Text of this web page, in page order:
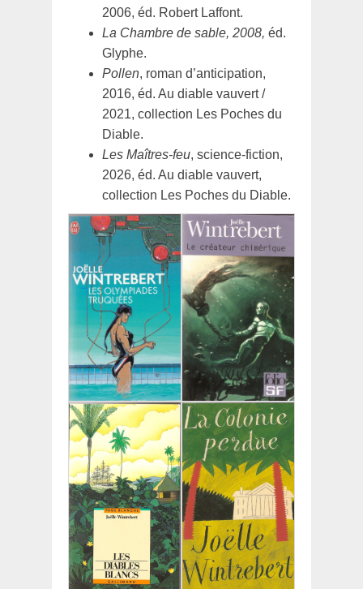
2006, éd. Robert Laffont.
La Chambre de sable, 2008, éd.
Glyphe.
Pollen, roman d’anticipation,
2016, éd. Au diable vauvert /
2021, collection Les Poches du
Diable.
Les Maîtres-feu, science-fiction,
2026, éd. Au diable vauvert,
collection Les Poches du Diable.